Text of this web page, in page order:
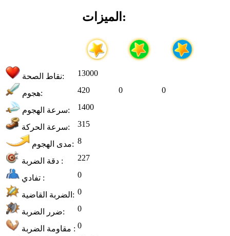
الميزات:
نقاط الصحة: 13000
هجوم: 420 0 0
سرعة الهجوم: 1400
سرعة الحركة: 315
مدى الهجوم: 8
دقة الضربة : 227
تفادي : 0
الضربة القاضية: 0
ضرر الضربة: 0
مقاومة الضربة : 0